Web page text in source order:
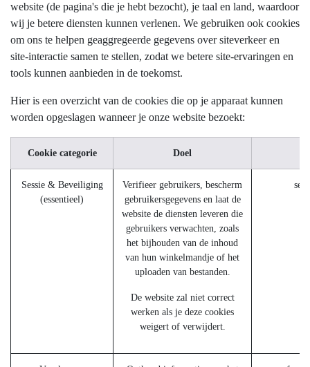
website (de pagina's die je hebt bezocht), je taal en land, waardoor
wij je betere diensten kunnen verlenen. We gebruiken ook cookies
om ons te helpen geaggregeerde gegevens over siteverkeer en
site-interactie samen te stellen, zodat we betere site-ervaringen en
tools kunnen aanbieden in de toekomst.
Hier is een overzicht van de cookies die op je apparaat kunnen
worden opgeslagen wanneer je onze website bezoekt:
Cookie categorie Doel
Sessie & Beveiliging
(essentieel)
Verifieer gebruikers, bescherm
gebruikersgegevens en laat de
website de diensten leveren die
gebruikers verwachten, zoals
het bijhouden van de inhoud
van hun winkelmandje of het
uploaden van bestanden.
De website zal niet correct
werken als je deze cookies
weigert of verwijdert.